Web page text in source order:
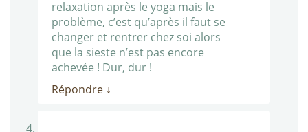
relaxation après le yoga mais le
problème, c’est qu’après il faut se
changer et rentrer chez soi alors
que la sieste n’est pas encore
achevée ! Dur, dur !
Répondre ↓